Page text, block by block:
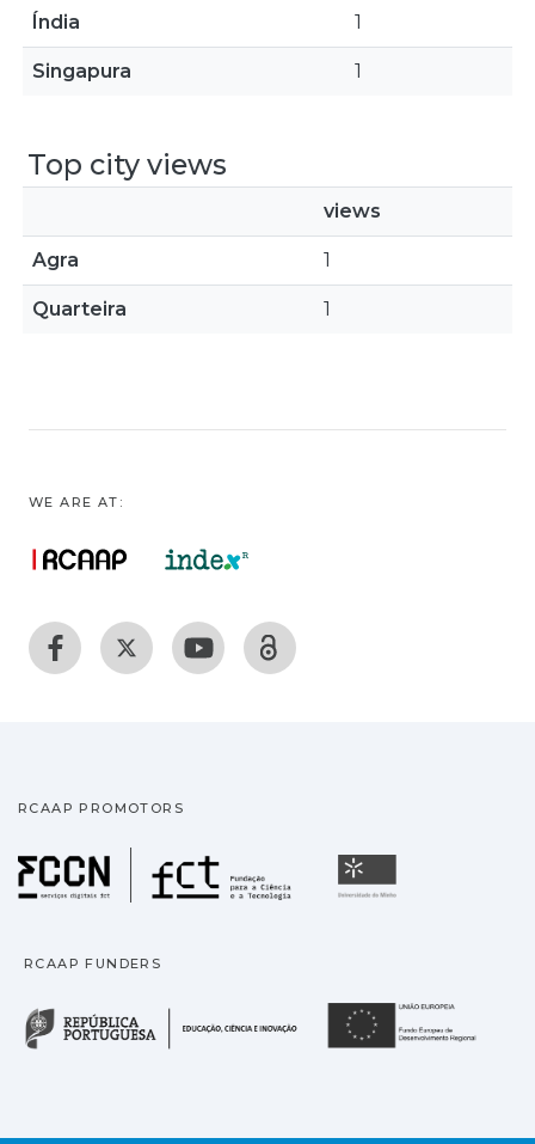
Índia 1
Singapura 1
Top city views
views
Agra 1
Quarteira 1
WE ARE AT:
RCAAP PROMOTORS
Fundação para a
RCAAP FUNDERS
República Portuguesa